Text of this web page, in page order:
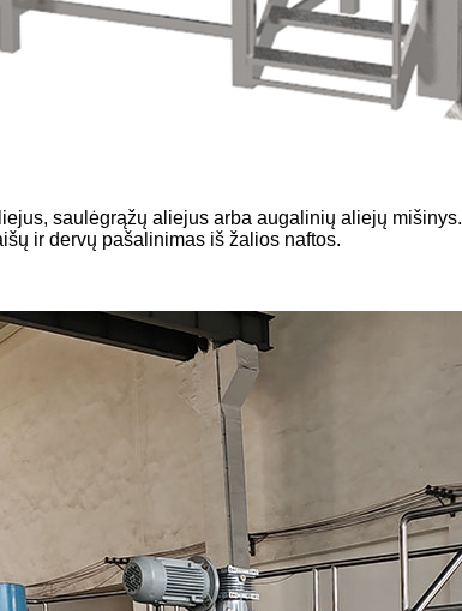
saulėgrąžų aliejus arba augalinių aliejų mišinys.
ir dervų pašalinimas iš žalios naftos.